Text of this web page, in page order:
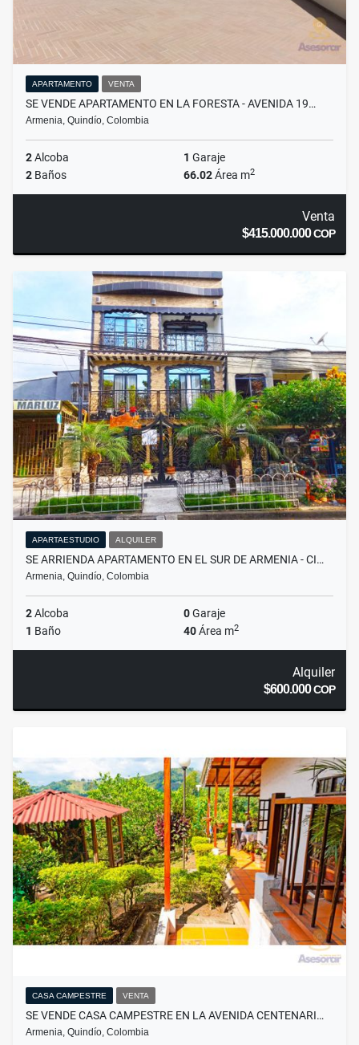
APARTAMENTO VENTA
SE VENDE APARTAMENTO EN LA FORESTA - AVENIDA 19…
Armenia, Quindío, Colombia
2Alcoba 1 Garaje
2 Baños 66.02Área m2
Venta
$415.000.000COP
APARTAESTUDIO ALQUILER
SE ARRIENDA APARTAMENTO EN EL SUR DE ARMENIA - CI…
Armenia, Quindío, Colombia
2Alcoba 0Garaje
1 Baño 40Área m2
Alquiler
$600.000COP
CASA CAMPESTRE VENTA
SE VENDE CASA CAMPESTRE EN LA AVENIDA CENTENARI…
Armenia, Quindío, Colombia